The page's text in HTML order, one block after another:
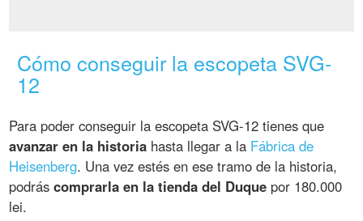
Cómo conseguir la escopeta SVG-
12
Para poder conseguir la escopeta SVG-12 tienes que
avanzar en la historia hasta llegar a la Fábrica de
Heisenberg. Una vez estés en ese tramo de la historia,
podráscomprarla en la tienda del Duque por 180.000
lei.